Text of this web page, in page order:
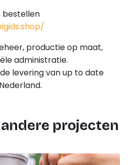
bestellen
productie op maat,
administratie.
levering van up to date
projecten